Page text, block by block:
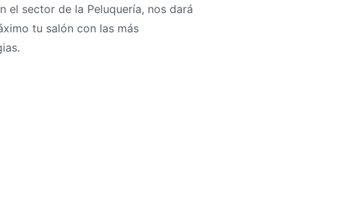
el sector de la Peluquería, nos dará
tu salón con las más